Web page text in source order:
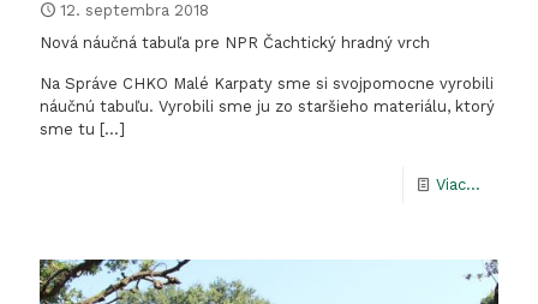
12. septembra 2018
Nová náučná tabuľa pre NPR Čachtický hradný vrch
Na Správe CHKO Malé Karpaty sme si svojpomocne vyrobili
náučnú tabuľu. Vyrobili sme ju zo staršieho materiálu, ktorý
sme tu […]
Viac...
náučná
tabuľa